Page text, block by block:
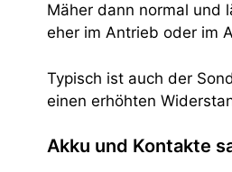
Mäher dann normal und
eher im Antrieb oder im
Typisch ist auch der
einen erhöhten
Akku und Kontakte